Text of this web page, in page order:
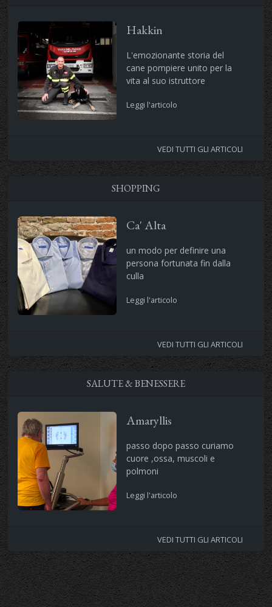
Hakkin
L'emozionante storia del
cane pompiere unito per la
vita al suo istruttore
Leggi l'articolo
VEDI TUTTI GLI ARTICOLI
SHOPPING
Ca' Alta
un modo per definire una
persona fortunata fin dalla
culla
Leggi l'articolo
VEDI TUTTI GLI ARTICOLI
SALUTE & BENESSERE
Amaryllis
passo dopo passo curiamo
cuore ,ossa, muscoli e
polmoni
Leggi l'articolo
VEDI TUTTI GLI ARTICOLI